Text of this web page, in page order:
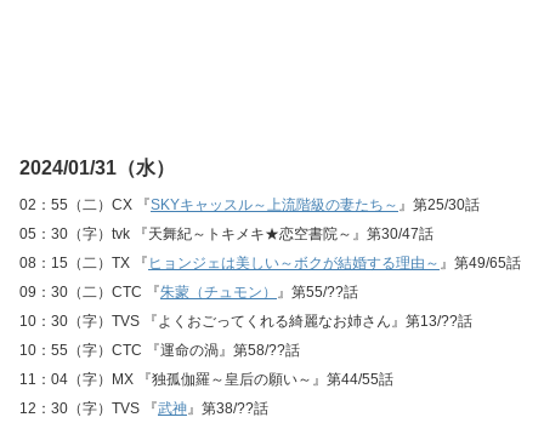
2024/01/31（水）
02：55（二）CX 『SKYキャッスル～上流階級の妻たち～ 』第25/30話
05：30（字）tvk 『天舞紀～トキメキ★恋空書院～』第30/47話
08：15（二）TX 『 ヒョンジェは美しい～ボクが結婚する理由～ 』第49/65話
09：30（二）CTC 『朱蒙（チュモン） 』第55/??話
10：30（字）TVS 『よくおごってくれる綺麗なお姉さん』第13/??話
10：55（字）CTC 『運命の渦』第58/??話
11：04（字）MX 『独孤伽羅～皇后の願い～』第44/55話
12：30（字）TVS 『武神』第38/??話